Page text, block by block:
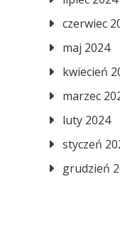
czerwiec
maj 2024
kwiecień
marzec
luty 2024
styczeń
grudzień